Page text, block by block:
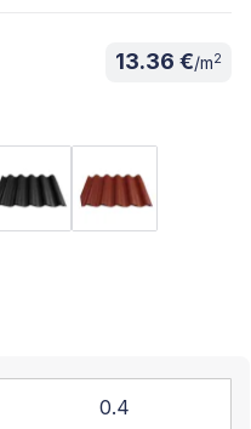
13.36 €/m2